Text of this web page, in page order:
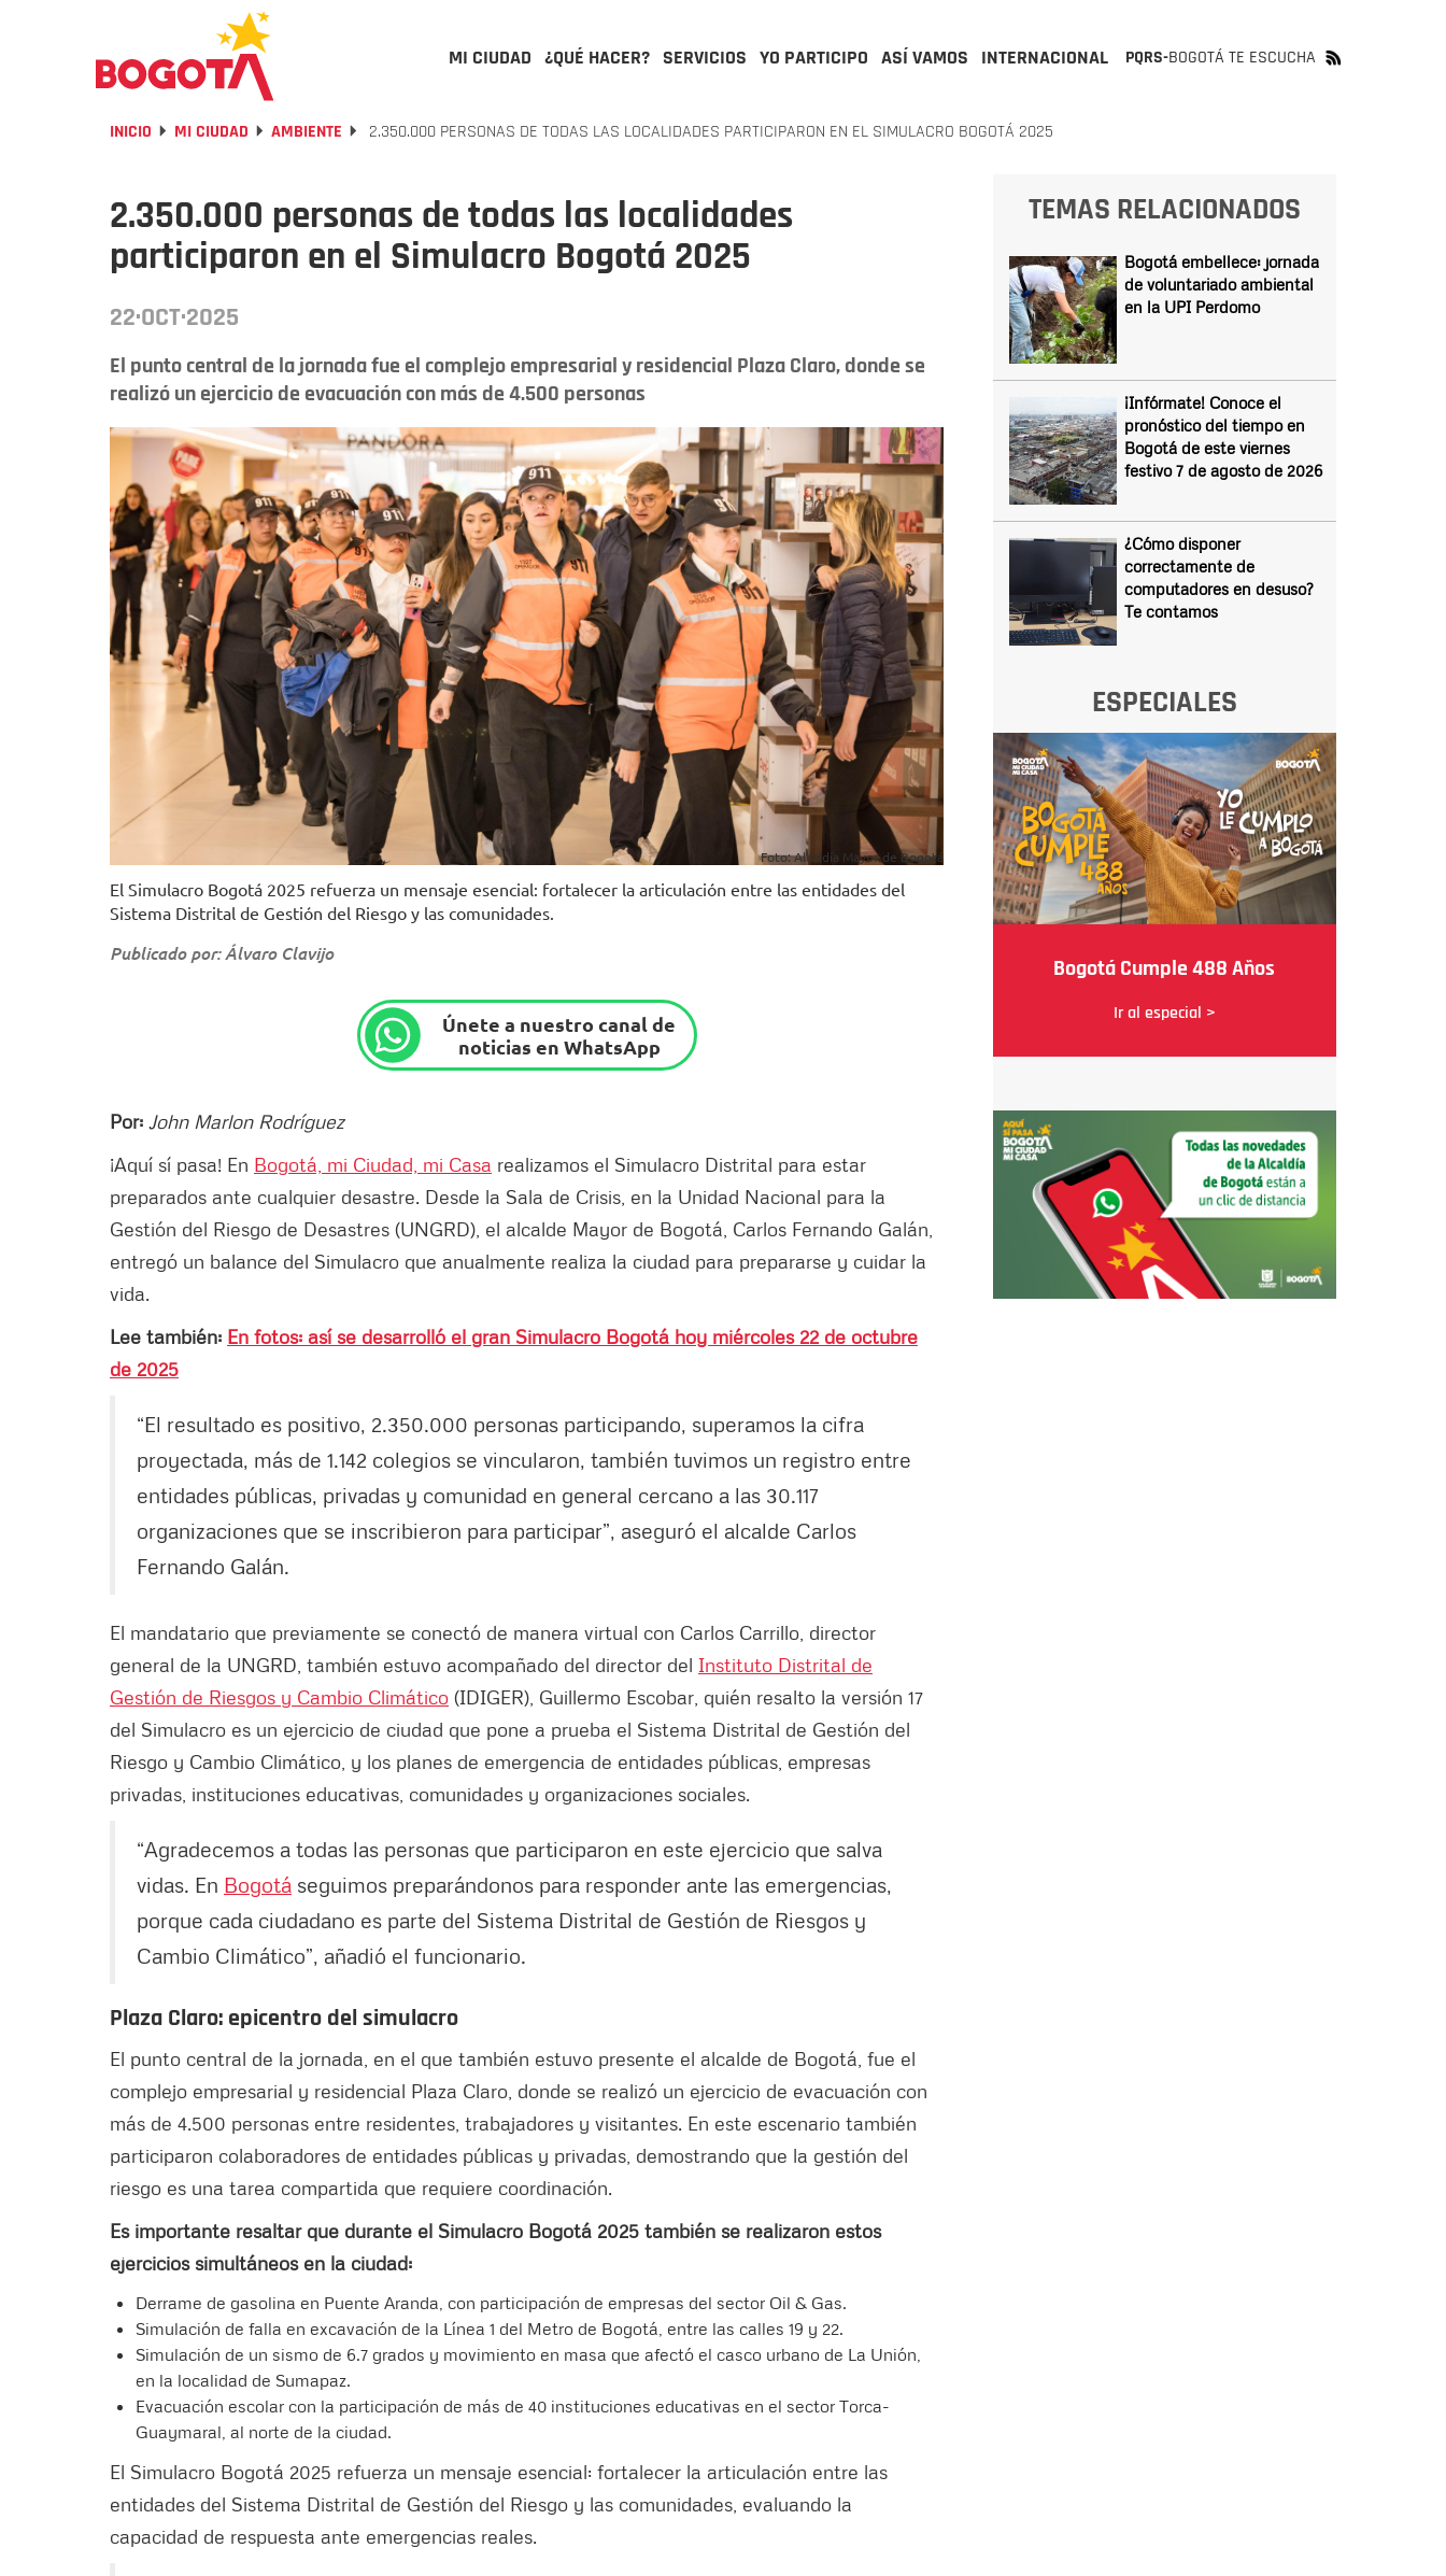
MI CIUDAD ¿QUÉ HACER? SERVICIOS YO PARTICIPO ASÍ VAMOS INTERNACIONAL PQRS-BOGOTÁ TE ESCUCHA
INICIO MI CIUDAD AMBIENTE 2.350.000 PERSONAS DE TODAS LAS LOCALIDADES PARTICIPARON EN EL SIMULACRO BOGOTÁ 2025
2.350.000 personas de todas las localidades
participaron en el Simulacro Bogotá 2025
22·OCT·2025
El punto central de la jornada fue el complejo empresarial y residencial Plaza Claro, donde se
realizó un ejercicio de evacuación con más de 4.500 personas
Foto: Alcaldía Mayor de Bogotá
El Simulacro Bogotá 2025 refuerza un mensaje esencial: fortalecer la articulación entre las entidades del
Sistema Distrital de Gestión del Riesgo y las comunidades.
Publicado por: Álvaro Clavijo
Únete a nuestro canal de
noticias en WhatsApp
Por: John Marlon Rodríguez
¡Aquí sí pasa! En Bogotá, mi Ciudad, mi Casa realizamos el Simulacro Distrital para estar
preparados ante cualquier desastre. Desde la Sala de Crisis, en la Unidad Nacional para la
Gestión del Riesgo de Desastres (UNGRD), el alcalde Mayor de Bogotá, Carlos Fernando Galán,
entregó un balance del Simulacro que anualmente realiza la ciudad para prepararse y cuidar la
vida.
Lee también: En fotos: así se desarrolló el gran Simulacro Bogotá hoy miércoles 22 de octubre
de 2025
“El resultado es positivo, 2.350.000 personas participando, superamos la cifra
proyectada, más de 1.142 colegios se vincularon, también tuvimos un registro entre
entidades públicas, privadas y comunidad en general cercano a las 30.117
organizaciones que se inscribieron para participar”, aseguró el alcalde Carlos
Fernando Galán.
El mandatario que previamente se conectó de manera virtual con Carlos Carrillo, director
general de la UNGRD, también estuvo acompañado del director del Instituto Distrital de
Gestión de Riesgos y Cambio Climático (IDIGER), Guillermo Escobar, quién resalto la versión 17
del Simulacro es un ejercicio de ciudad que pone a prueba el Sistema Distrital de Gestión del
Riesgo y Cambio Climático, y los planes de emergencia de entidades públicas, empresas
privadas, instituciones educativas, comunidades y organizaciones sociales.
“Agradecemos a todas las personas que participaron en este ejercicio que salva
vidas. En Bogotá seguimos preparándonos para responder ante las emergencias,
porque cada ciudadano es parte del Sistema Distrital de Gestión de Riesgos y
Cambio Climático”, añadió el funcionario.
Plaza Claro: epicentro del simulacro
El punto central de la jornada, en el que también estuvo presente el alcalde de Bogotá, fue el
complejo empresarial y residencial Plaza Claro, donde se realizó un ejercicio de evacuación con
más de 4.500 personas entre residentes, trabajadores y visitantes. En este escenario también
participaron colaboradores de entidades públicas y privadas, demostrando que la gestión del
riesgo es una tarea compartida que requiere coordinación.
Es importante resaltar que durante el Simulacro Bogotá 2025 también se realizaron estos
ejercicios simultáneos en la ciudad:
Derrame de gasolina en Puente Aranda, con participación de empresas del sector Oil & Gas.
Simulación de falla en excavación de la Línea 1 del Metro de Bogotá, entre las calles 19 y 22.
Simulación de un sismo de 6.7 grados y movimiento en masa que afectó el casco urbano de La Unión,
en la localidad de Sumapaz.
Evacuación escolar con la participación de más de 40 instituciones educativas en el sector Torca-
Guaymaral, al norte de la ciudad.
El Simulacro Bogotá 2025 refuerza un mensaje esencial: fortalecer la articulación entre las
entidades del Sistema Distrital de Gestión del Riesgo y las comunidades, evaluando la
capacidad de respuesta ante emergencias reales.
TEMAS RELACIONADOS
Bogotá embellece: jornada
de voluntariado ambiental
en la UPI Perdomo
¡Infórmate! Conoce el
pronóstico del tiempo en
Bogotá de este viernes
festivo 7 de agosto de 2026
¿Cómo disponer
correctamente de
computadores en desuso?
Te contamos
ESPECIALES
Bogotá Cumple 488 Años
Ir al especial >